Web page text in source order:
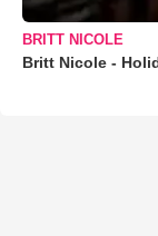
BRITT NICOLE
Britt Nicole -